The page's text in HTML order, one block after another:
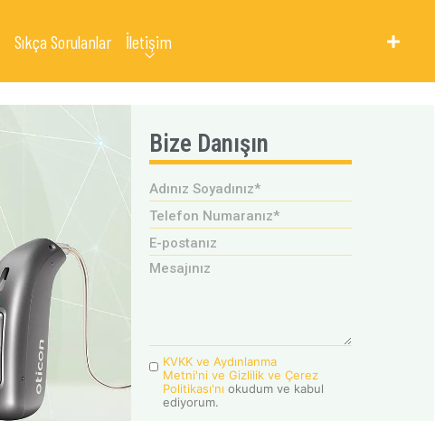
Sıkça Sorulanlar İletişim
Bize Danışın
KVKK ve Aydınlanma
Metni'ni ve Gizlilik ve Çerez
Politikası'nı okudum ve kabul
ediyorum.